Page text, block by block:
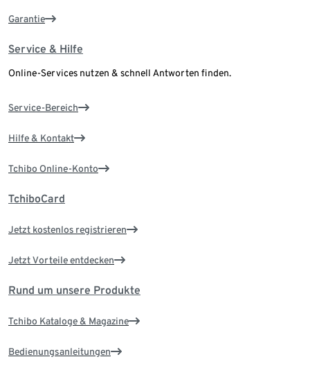
Garantie
Service & Hilfe
Online-Services nutzen & schnell Antworten finden.
Service-Bereich
Hilfe & Kontakt
Tchibo Online-Konto
TchiboCard
Jetzt kostenlos registrieren
Jetzt Vorteile entdecken
Rund um unsere Produkte
Tchibo Kataloge & Magazine
Bedienungsanleitungen